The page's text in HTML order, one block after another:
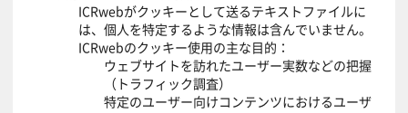
ICRwebがクッキーとして送るテキストファイルに
は、個人を特定するような情報は含んでいません。
ICRwebのクッキー使用の主な目的：
ウェブサイトを訪れたユーザー実数などの把握
（トラフィック調査）
特定のユーザー向けコンテンツにおけるユーザ